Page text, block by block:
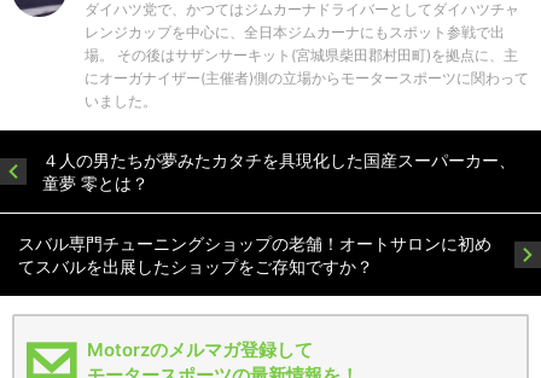
ダイハツ党で、かつてはジムカーナドライバーとしてダイハツチャ
レンジカップを中心に、全日本ジムカーナにもスポット参戦で出
場。 その後はサザンサーキット(宮城県柴田郡村田町)を拠点に、主
にオーガナイザー(主催者)側の立場からモータースポーツに関わって
いました。
４人の男たちが夢みたカタチを具現化した国産スーパーカー、
童夢 零とは？
スバル専門チューニングショップの老舗！オートサロンに初め
てスバルを出展したショップをご存知ですか？
Motorzのメルマガ登録して